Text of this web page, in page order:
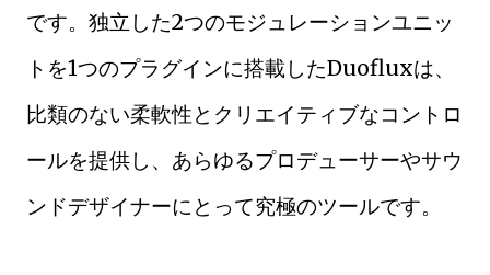
です。独立した2つのモジュレーションユニッ
トを1つのプラグインに搭載したDuofluxは、
比類のない柔軟性とクリエイティブなコントロ
ールを提供し、あらゆるプロデューサーやサウ
ンドデザイナーにとって究極のツールです。